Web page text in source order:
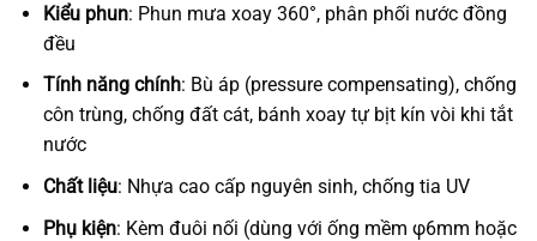
Kiểu phun: Phun mưa xoay 360°, phân phối nước đồng
đều
Tính năng chính: Bù áp (pressure compensating), chống
côn trùng, chống đất cát, bánh xoay tự bịt kín vòi khi tắt
nước
Chất liệu: Nhựa cao cấp nguyên sinh, chống tia UV
Phụ kiện: Kèm đuôi nối (dùng với ống mềm φ6mm hoặc